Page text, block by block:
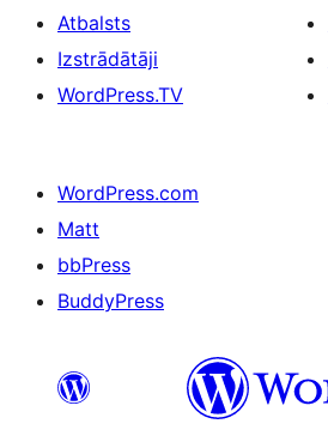
Atbalsts
Izstrādātāji
WordPress.TV
WordPress.com
Matt
bbPress
BuddyPress